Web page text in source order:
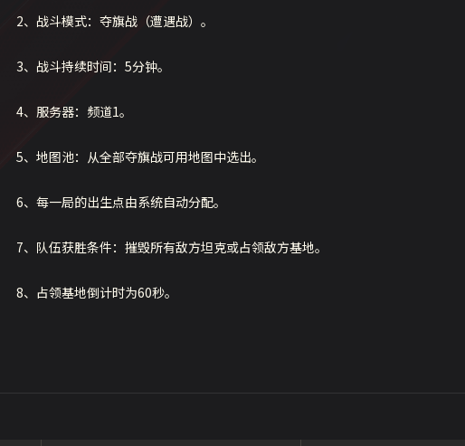
2、战斗模式：夺旗战（遭遇战）。
3、战斗持续时间：5分钟。
4、服务器：频道1。
5、地图池：从全部夺旗战可用地图中选出。
6、每一局的出生点由系统自动分配。
7、队伍获胜条件：摧毁所有敌方坦克或占领敌方基地。
8、占领基地倒计时为60秒。